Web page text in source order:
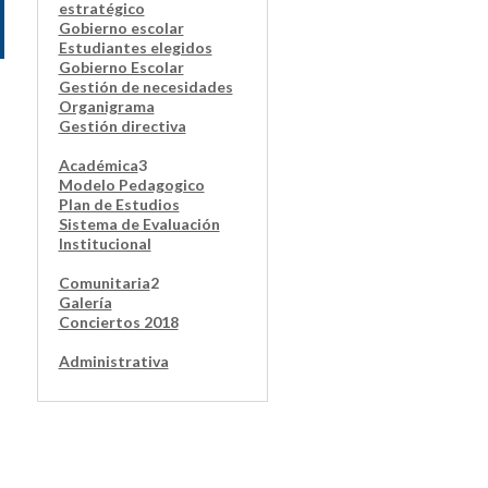
estratégico
Gobierno escolar
Estudiantes elegidos
Gobierno Escolar
Gestión de necesidades
Organigrama
Gestión directiva
Académica3
Modelo Pedagogico
Plan de Estudios
Sistema de Evaluación
Institucional
Comunitaria2
Galería
Conciertos 2018
Administrativa